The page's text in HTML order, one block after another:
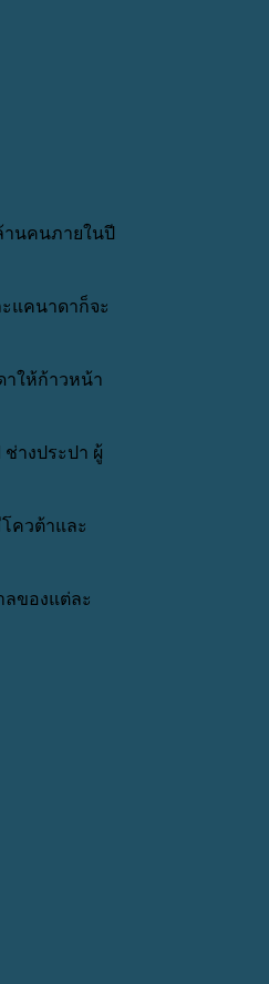
านคนภายในปี
แคนาดาก็จะ
าให้ก้าวหน้า
างประปา ผู้
ควต้าและ
ลของแต่ละ